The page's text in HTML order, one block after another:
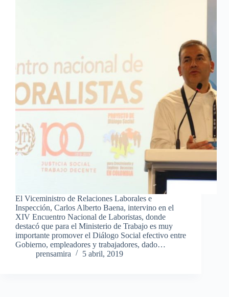
El Viceministro de Relaciones Laborales e
Inspección, Carlos Alberto Baena, intervino en el
XIV Encuentro Nacional de Laboristas, donde
destacó que para el Ministerio de Trabajo es muy
importante promover el Diálogo Social efectivo entre
Gobierno, empleadores y trabajadores, dado…
prensamira
5 abril, 2019